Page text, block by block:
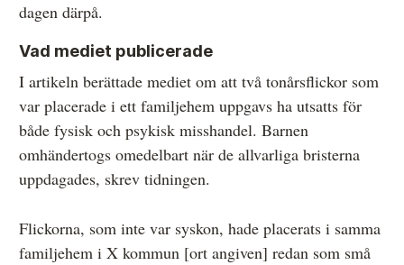
Ledamöter i Mediernas Etiknämnd
Stadgar för Mediernas Etiknämnd
Den journalistiska yrkesetiken
Jobba hos oss!
Pressbilder
Så behandlar vi dina personuppgifter
dagen därpå.
Vad mediet publicerade
I artikeln berättade mediet om att två tonårsflickor som
var placerade i ett familjehem uppgavs ha utsatts för
både fysisk och psykisk misshandel. Barnen
omhändertogs omedelbart när de allvarliga bristerna
uppdagades, skrev tidningen.
Flickorna, som inte var syskon, hade placerats i samma
familjehem i X kommun [ort angiven] redan som små